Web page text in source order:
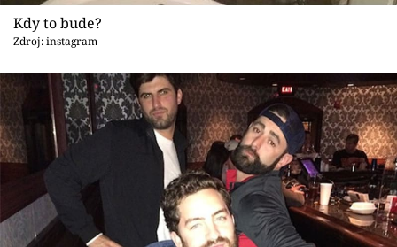
Kdy to bude?
Zdroj: instagram